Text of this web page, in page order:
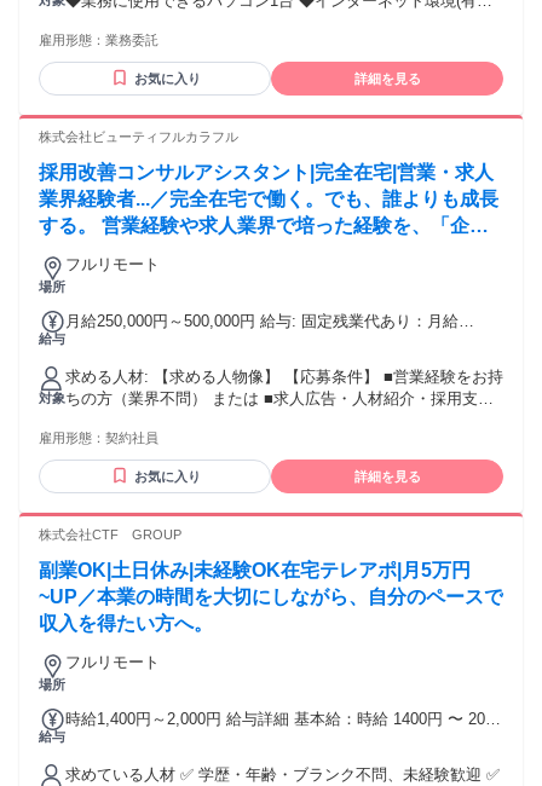
ン操作（入力） 【歓迎条件】 ◆人材業界での経験がある方
◆時間の融通が利く在宅ワークをお探しの方
雇用形態： 業務委託
お気に入り 詳細を見る
株式会社ビューティフルカラフル
採用改善コンサルアシスタント|完全在宅|営業・求人
業界経験者...／完全在宅で働く。でも、誰よりも成長
する。 営業経験や求人業界で培った経験を、「企業
の採用を変える仕事」に活かしませんか？私たちは全
国3,000社以上の採用支援を行う採用改善会社です。
ネジメントまで幅広く学びながら、企業の採用成功を
ャー・新規事業責任者など、会社を支える中核人材と
して活躍できます。
場所
フルリモート
給与
月給250,000円～500,000円 給与: 固定残業代あり：月給
￥20,000〜￥100,000（12時間30分相当分）を含む。12時間30
分を超える残業代は追加で支給する。 【給与】 月給250,000
円～500,000円 ※経験・能力・前職給与を考慮し決定します。
※固定残業代含む （12.5時間～39時間分／20,000円～100,000
で正社員登用
対象
求める人材: 【求める人物像】 【応募条件】 ■営業経験をお持
ちの方（業界不問） または ■求人広告・人材紹介・採用支援
経験を次のキャリアへ活かしたい方 ✅企業の採用成功まで伴
走したい方 ✅AIやWebマーケティングも学びたい方 ✅改善を
考えることが好きな方 ✅素直に学び続けられる方 ✅将来はリ
いません】 ・決められた仕事だけをしたい方 ・受け身で仕事
雇用形態： 契約社員
お気に入り 詳細を見る
株式会社CTF GROUP
副業OK|土日休み|未経験OK在宅テレアポ|月5万円
~UP／本業の時間を大切にしながら、自分のペースで
収入を得たい方へ。
場所
フルリモート
給与
時給1,400円～2,000円 給与詳細 基本給：時給 1400円 〜 2000
る） スキル・成果次第で時給UP！
求めている人材 ✅ 学歴・年齢・ブランク不問、未経験歓迎 ✅